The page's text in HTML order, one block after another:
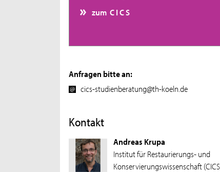
zum C I C S
Anfragen bitte an:
cics-studienberatung@th-koeln.de
Kontakt
Andreas Krupa
Institut für Restaurierungs- und
Konservierungswissenschaft